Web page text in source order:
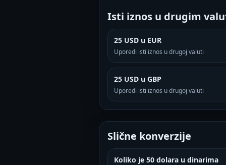
Isti iznos u drugim
25 USD u EUR
Uporedi isti iznos u drugoj valuti
25 USD u GBP
Uporedi isti iznos u drugoj valuti
Slične konverzije
Koliko je 50 dolara u dinarima